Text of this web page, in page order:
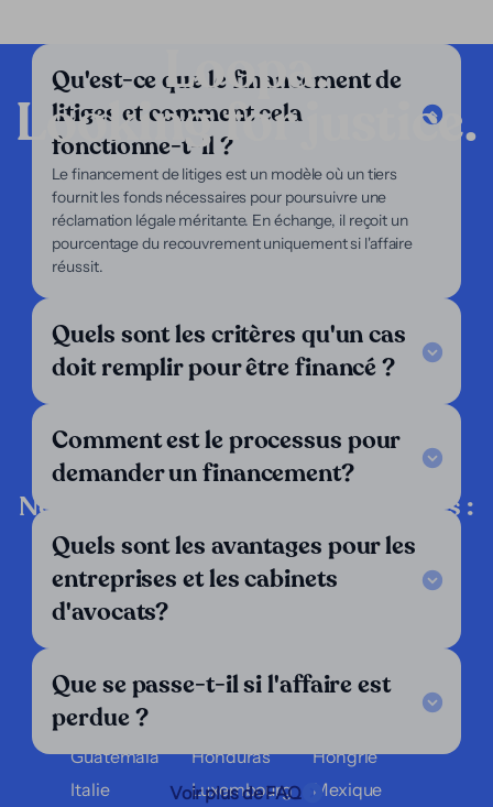
Qu'est-ce que le financement de
litiges et comment cela
fonctionne-t-il ?
Le financement de litiges est un modèle où un tiers
fournit les fonds nécessaires pour poursuivre une
réclamation légale méritante. En échange, il reçoit un
pourcentage du recouvrement uniquement si l'affaire
réussit.
Quels sont les critères qu'un cas
doit remplir pour être financé ?
Comment est le processus pour
demander un financement?
Quels sont les avantages pour les
entreprises et les cabinets
d'avocats?
Que se passe-t-il si l'affaire est
perdue ?
Voir plus de FAQ
Loopa.
Looking for justice.
Entreprise
Nos services
Notre approche
À propos de nous
Pour les avocats
Legal Notice
FAQ
Nos critères
Suivez-nous
LinkedIn
Nous opérons dans les pays suivants :
Allemagne Angleterre
Argentine
Autriche
Belgique
Bolivie
Brésil
El Salvador
Équateur
Espagne
Finlande
Guatemala
Honduras
Hongrie
Italie
Luxembourg Mexique